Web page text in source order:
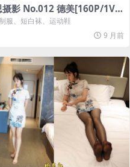
摄影 No.012 德美[160P/1V/
服、短白袜、运动鞋
9 月前